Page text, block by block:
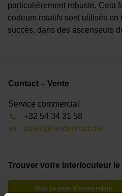
particulièrement robuste. Cela
codeurs rotatifs sont utilisés en
succès, dans des ascenseurs
Contact – Vente
Service commercial
+32 54 34 31 58
sales@heidenhain.be
Trouver votre interlocuteur
Voir la vue d'ensemble